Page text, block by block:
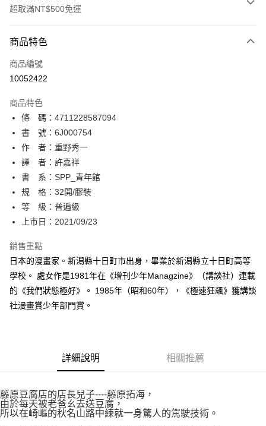
超取滿NT$500免運
信用卡一次付款
超商取貨付款
相關說明
【關於「AFTEE先享後付」】
AFTEE先享後付是「在收到商品之後才付款」的支付方式。 讓您購物簡單
便利好安心！
１．簡單：不需註冊會員、不需綁卡、不需儲值。
２．便利：只要手機號碼，簡訊認證，即可結帳。
３．安心：先確認商品／服務後，再付款。
【「AFTEE先享後付」結帳流程】
１．於結帳方式選擇「AFTEE先享後付」後，將跳轉至「AFTEE先享後付」
結帳頁面，進行簡訊認證並確認金額後，即可完成結帳。
２．訂單成立數日內，您將收到繳費通知簡訊。
ATM／網路銀行／等多元方式進行付款，方視為交易完成。
※ 請注意：結帳手續完成當下不需立刻繳費，但若您需要取消訂單，請聯絡
購買商品的店家。未經商家同意取消之訂單仍視為有效，需透過AFTEE先享
後付繳納相關費用。
※ 交易是否成功請以「AFTEE先享後付 」之結帳頁面顯示為準，若有關於
是否繳費成功／繳費後需取消欲退款等相關疑問，請聯繫「AFTEE先享後付
易，需依本服務之必要範圍內提供個人資料，並將交易相關給付款項請求債
https://aftee.tw/terms/#terms3
３．未成年的使用者請事先徵得法定代理人或監護人之同意方可使用
「AFTEE先享後付」，若未經同意申辦者引起之損失，本公司不負相關責
任。
ATM付款
運送方式
全家取貨付款
每筆NT$80，滿NT$500(含以上)免運費
付款後全家取貨
每筆NT$80，滿NT$500(含以上)免運費
付款後萊爾富取貨
每筆NT$80，滿NT$500(含以上)免運費
付款後7-11取貨
宅配
商品特色
商品編號
10052422
商品特色
條 碼：4711228587094
書 號：6J000754
作 者：重野秀一
譯 者：許嘉祥
書 系：SPP_青年館
規 格：32開/膠裝
等 級：普遍級
上市日：2021/09/23
銷售重點
日本的漫畫家。新潟縣十日町市出身，畢業於新潟縣立十日町高等
學校。 處女作是1981年在《增刊少年Managzine》（講談社）連載
的《我們狀態極好》。 1985年（昭和60年），《極速狂飆》獲講談
社漫畫賞少年部門賞。
詳細說明 相關推薦
藤原豆腐店的店長兒子----藤原拓海，
由於每天被老爸ㄠ去送豆腐，
所以在崎嶇的秋名山路中練就一身驚人的駕駛技術。